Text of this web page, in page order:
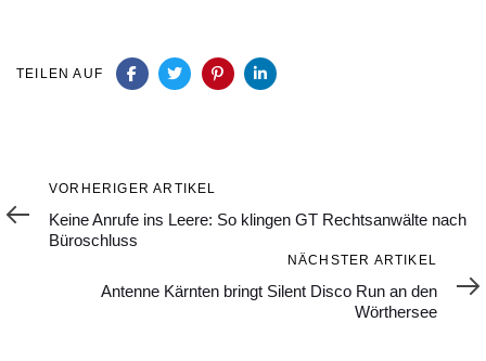
TEILEN AUF
Vorheriger
Artikel
VORHERIGER ARTIKEL
Keine Anrufe ins Leere: So klingen GT Rechtsanwälte nach
Büroschluss
NÄCHSTER ARTIKEL
Antenne Kärnten bringt Silent Disco Run an den
Wörthersee